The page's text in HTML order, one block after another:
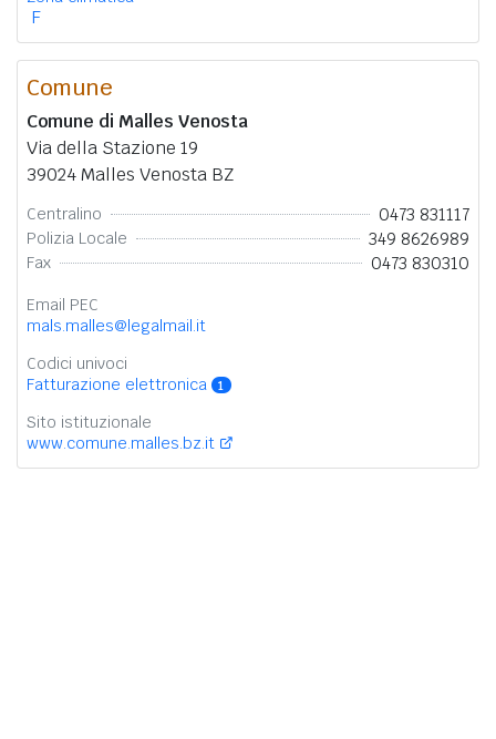
F
Comune
Comune di Malles Venosta
Via della Stazione 19
39024 Malles Venosta BZ
Centralino 0473 831117
Polizia Locale 349 8626989
Fax 0473 830310
Email PEC
mals.malles@legalmail.it
Codici univoci
Fatturazione elettronica
1
Sito istituzionale
www.comune.malles.bz.it